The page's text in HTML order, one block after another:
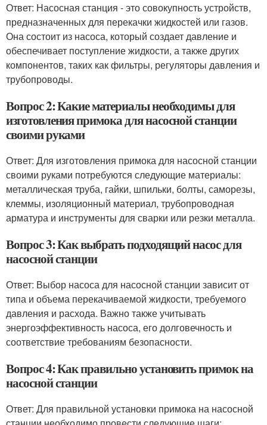
Ответ: Насосная станция - это совокупность устройств,
предназначенных для перекачки жидкостей или газов.
Она состоит из насоса, который создает давление и
обеспечивает поступление жидкости, а также других
компонентов, таких как фильтры, регуляторы давления и
трубопроводы.
Вопрос 2: Какие материалы необходимы для
изготовления примока для насосной станции
своими руками
Ответ: Для изготовления примока для насосной станции
своими руками потребуются следующие материалы:
металлическая труба, гайки, шпильки, болты, саморезы,
клеммы, изоляционный материал, трубопроводная
арматура и инструменты для сварки или резки металла.
Вопрос 3: Как выбрать подходящий насос для
насосной станции
Ответ: Выбор насоса для насосной станции зависит от
типа и объема перекачиваемой жидкости, требуемого
давления и расхода. Важно также учитывать
энергоэффективность насоса, его долговечность и
соответствие требованиям безопасности.
Вопрос 4: Как правильно установить примок на
насосной станции
Ответ: Для правильной установки примока на насосной